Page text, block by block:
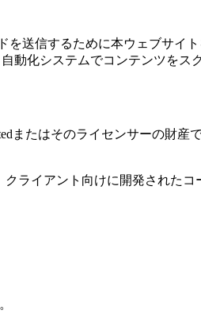
送信するために本ウェブサイ
動化システムでコンテンツをス
またはそのライセンサーの財産
ライアント向けに開発された